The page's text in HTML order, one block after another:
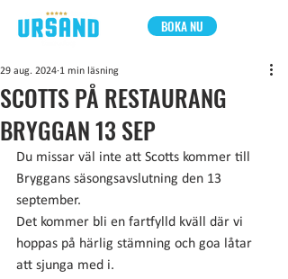
BOKA NU
SCOTTS PÅ RESTAURANG
BRYGGAN 13 SEP
29 aug. 2024 1 min läsning
Du missar väl inte att Scotts kommer till
Bryggans säsongsavslutning den 13
september.
Det kommer bli en fartfylld kväll där vi
hoppas på härlig stämning och goa låtar
att sjunga med i.